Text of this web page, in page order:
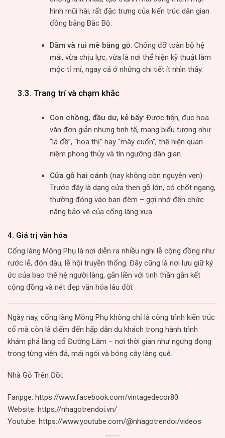
hình mũi hài, rất đặc trưng của kiến trúc dân gian
đồng bằng Bắc Bộ.
Dầm và rui mè bằng gỗ: Chống đỡ toàn bộ hệ
mái, vừa chịu lực, vừa là nơi thể hiện kỹ thuật làm
mộc tỉ mỉ, ngay cả ở những chi tiết ít nhìn thấy.
3.3. Trang trí và chạm khắc
Con chồng, đầu dư, kẻ bẩy: Được tiện, đục hoa
văn đơn giản nhưng tinh tế, mang biểu tượng như
“lá đề”, “hoa thị” hay “mây cuốn”, thể hiện quan
niệm phong thủy và tín ngưỡng dân gian.
Cửa gỗ hai cánh (nay không còn nguyên vẹn):
Trước đây là dạng cửa then gỗ lớn, có chốt ngang,
thường đóng vào ban đêm – gợi nhớ đến chức
năng bảo vệ của cổng làng xưa.
4. Giá trị văn hóa
Cổng làng Mông Phụ là nơi diễn ra nhiều nghi lễ cộng đồng như
rước lễ, đón dâu, lễ hội truyền thống. Đây cũng là nơi lưu giữ ký
ức của bao thế hệ người làng, gắn liền với tinh thần gắn kết
cộng đồng và nét đẹp văn hóa lâu đời.
Ngày nay, cổng làng Mông Phụ không chỉ là công trình kiến trúc
cổ mà còn là điểm đến hấp dẫn du khách trong hành trình
khám phá làng cổ Đường Lâm – nơi thời gian như ngưng đọng
trong từng viên đá, mái ngói và bóng cây làng quê.
Nhà Gỗ Trên Đồi:
Fanpge: https://www.facebook.com/vintagedecor80
Website: https://nhagotrendoi.vn/
Youtube: https://www.youtube.com/@nhagotrendoi/videos